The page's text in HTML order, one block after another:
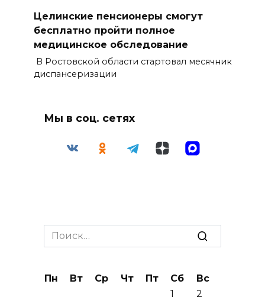
Целинские пенсионеры смогут
бесплатно пройти полное
медицинское обследование
В Ростовской области стартовал месячник
диспансеризации
Мы в соц. сетях
Search
for:
Пн Вт Ср Чт Пт Сб
Вс
1
2